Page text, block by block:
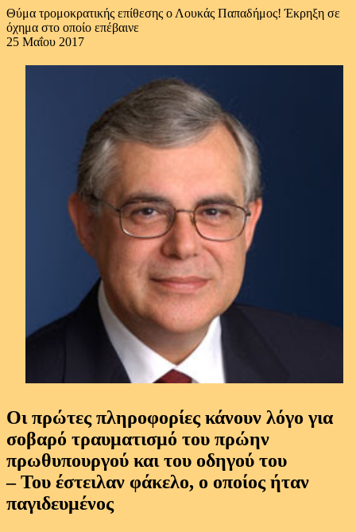
Θύμα τρομοκρατικής επίθεσης ο Λουκάς Παπαδήμος! Έκρηξη σε
όχημα στο οποίο επέβαινε
25 Μαΐου 2017
Οι πρώτες πληροφορίες κάνουν λόγο για
σοβαρό τραυματισμό του πρώην
πρωθυπουργού και του οδηγού του
– Του έστειλαν φάκελο, ο οποίος ήταν
παγιδευμένος